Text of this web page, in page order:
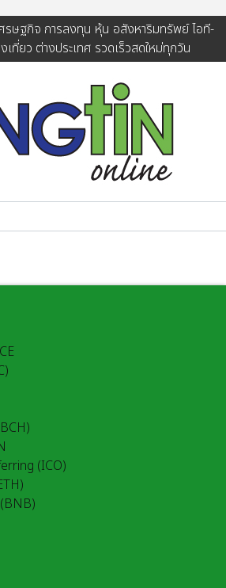
รษฐกิจ การลงทุน หุ้น อสังหาริมทรัพย์ ไอที-
ที่ยว ต่างประเทศ รวดเร็วสดใหม่ทุกวัน
(ICO)